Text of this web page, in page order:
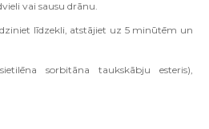
vai sausu drānu.
līdzekli, atstājiet uz 5 minūtēm un
sorbitāna taukskābju esteris),